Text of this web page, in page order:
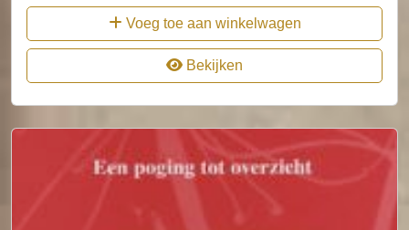
Voeg toe aan winkelwagen
Bekijken